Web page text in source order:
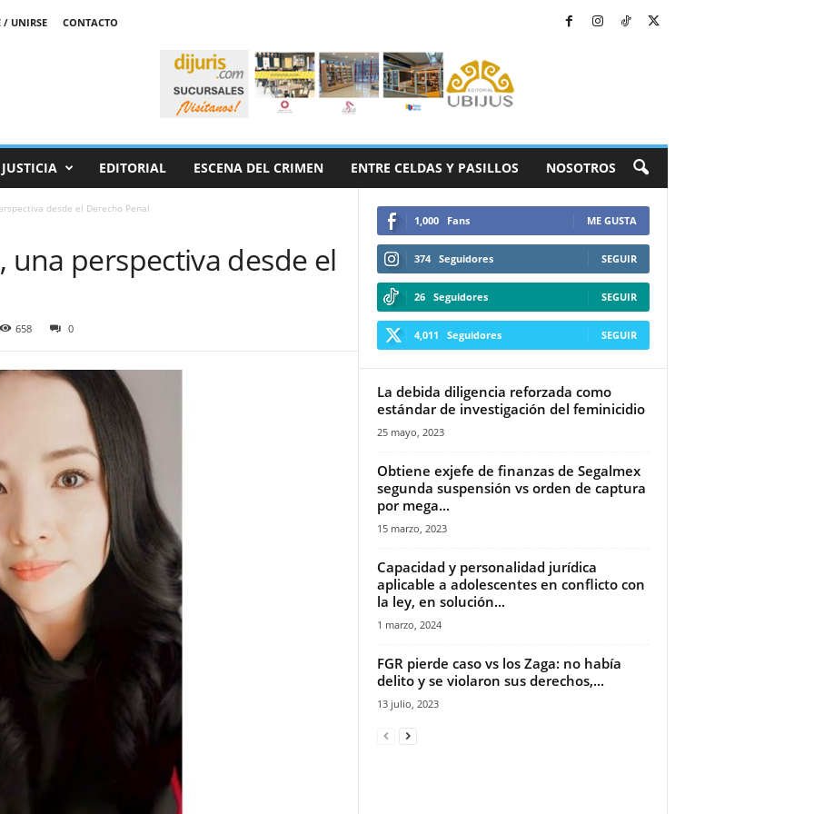
/ UNIRSE
CONTACTO
JUSTICIA EDITORIAL ESCENA DEL CRIMEN ENTRE CELDAS Y PASILLOS NOSOTROS
desde el Derecho Penal
una perspectiva desde el
658 0
1,000 Fans ME GUSTA
374 Seguidores SEGUIR
26 Seguidores SEGUIR
4,011 Seguidores SEGUIR
La debida diligencia reforzada como
estándar de investigación del feminicidio
25 mayo, 2023
Obtiene exjefe de finanzas de Segalmex
segunda suspensión vs orden de captura
por mega...
15 marzo, 2023
Capacidad y personalidad jurídica
aplicable a adolescentes en conflicto con
la ley, en solución...
1 marzo, 2024
FGR pierde caso vs los Zaga: no había
delito y se violaron sus derechos,...
13 julio, 2023